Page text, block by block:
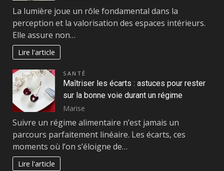
La lumière joue un rôle fondamental dans la
perception et la valorisation des espaces intérieurs.
Elle assure non…
Lire l'article
SANTÉ
Maîtriser les écarts : astuces pour rester
sur la bonne voie durant un régime
Marise
Suivre un régime alimentaire n’est jamais un
parcours parfaitement linéaire. Les écarts, ces
moments où l’on s’éloigne de…
Lire l'article